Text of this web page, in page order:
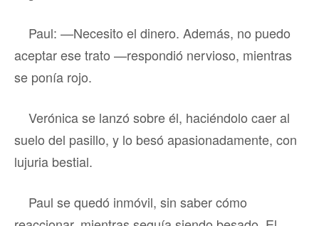
Paul: —Necesito el dinero. Además, no puedo
aceptar ese trato —respondió nervioso, mientras
se ponía rojo.
Verónica se lanzó sobre él, haciéndolo caer al
suelo del pasillo, y lo besó apasionadamente, con
lujuria bestial.
Paul se quedó inmóvil, sin saber cómo